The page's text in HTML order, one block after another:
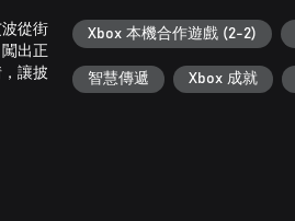
從街
出正
讓披
Xbox 本機合作遊戲 (2-2)
智慧傳遞 Xbox 成就